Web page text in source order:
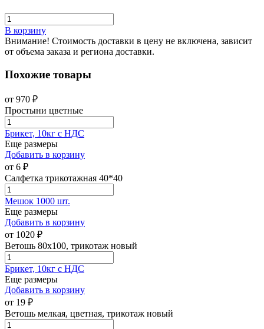
В корзину
Внимание! Стоимость доставки в цену не включена, зависит
от объема заказа и региона доставки.
Похожие товары
от 970 ₽
Простыни цветные
Брикет, 10кг с НДС
Еще размеры
Добавить в корзину
от 6 ₽
Салфетка трикотажная 40*40
Мешок 1000 шт.
Еще размеры
Добавить в корзину
от 1020 ₽
Ветошь 80х100, трикотаж новый
Брикет, 10кг с НДС
Еще размеры
Добавить в корзину
от 19 ₽
Ветошь мелкая, цветная, трикотаж новый